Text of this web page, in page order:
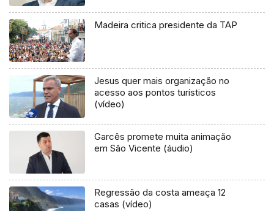
Madeira critica presidente da TAP
Jesus quer mais organização no
acesso aos pontos turísticos
(vídeo)
Garcês promete muita animação
em São Vicente (áudio)
Regressão da costa ameaça 12
casas (vídeo)